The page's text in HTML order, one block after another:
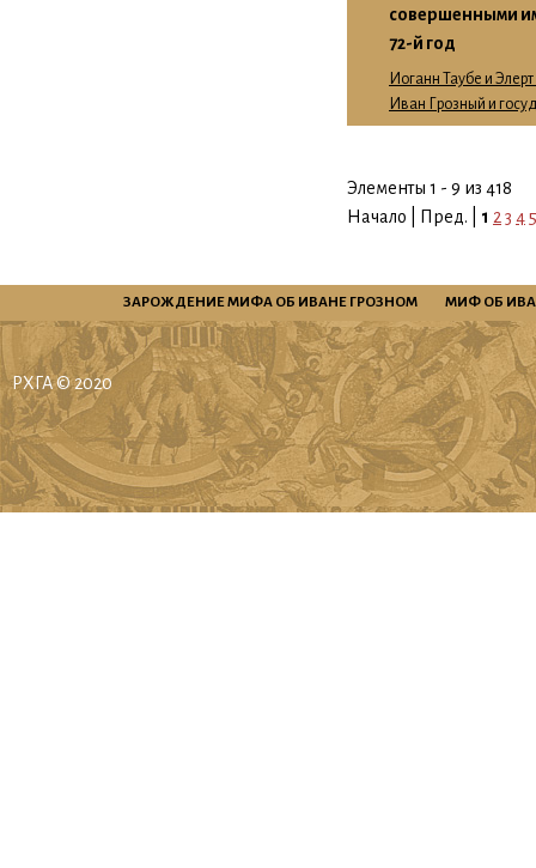
совершенными
72-й год
Иоганн Таубе и
Иван Грозный и
Элементы 1 - 9 из 418
Начало | Пред. | 1 2 3 45
ЗАРОЖДЕНИЕ МИФА ОБ ИВАНЕ ГРОЗНОМ МИФ ОБ
РХГА © 2020